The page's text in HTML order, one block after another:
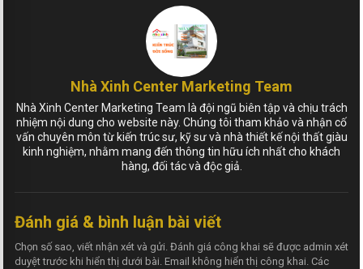
Nhà Xinh Center Marketing Team
Nhà Xinh Center Marketing Team là đội ngũ biên tập và chịu trách
nhiệm nội dung cho website này. Chúng tôi tham khảo và nhận cố
vấn chuyên môn từ kiến trúc sư, kỹ sư và nhà thiết kế nội thất giàu
kinh nghiệm, nhằm mang đến thông tin hữu ích nhất cho khách
hàng, đối tác và độc giả.
Đánh giá & bình luận bài viết
Chọn số sao, viết nhận xét và gửi. Đánh giá công khai sẽ được admin xét
duyệt trước khi hiển thị dưới bài. Email không hiển thị công khai. Các